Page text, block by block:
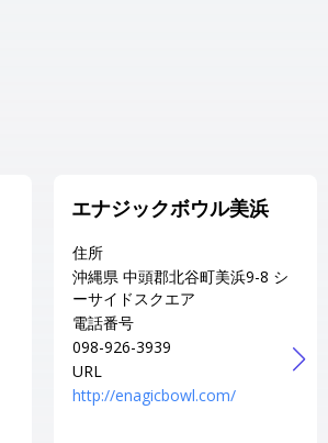
エナジックボウル美浜
住所
沖縄県 中頭郡北谷町美浜9-8 シ
ーサイドスクエア
電話番号
098-926-3939
URL
http://enagicbowl.com/